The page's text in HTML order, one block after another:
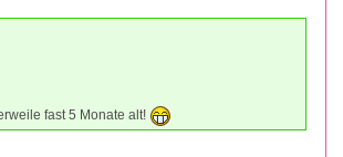
fast 5 Monate alt!